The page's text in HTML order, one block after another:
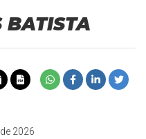
BATISTA
2026